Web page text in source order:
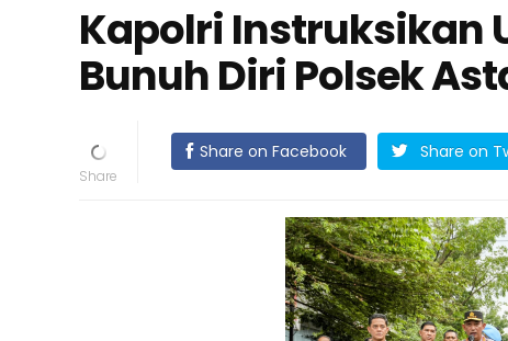
Kapolri Instruksikan
Bunuh Diri Polsek
Share on Facebook Share on